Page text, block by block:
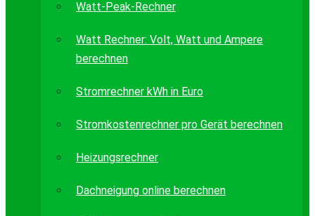
Watt-Peak-Rechner
Watt Rechner: Volt, Watt und Ampere
berechnen
Stromrechner kWh in Euro
Stromkostenrechner pro Gerät berechnen
Heizungsrechner
Dachneigung online berechnen